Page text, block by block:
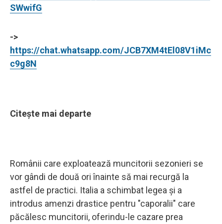
SWwifG
->
https://chat.whatsapp.com/JCB7XM4tEl08V1iMc
c9g8N
Citește mai departe
Românii care exploatează muncitorii sezonieri se
vor gândi de două ori înainte să mai recurgă la
astfel de practici. Italia a schimbat legea și a
introdus amenzi drastice pentru "caporalii" care
păcălesc muncitorii, oferindu-le cazare prea